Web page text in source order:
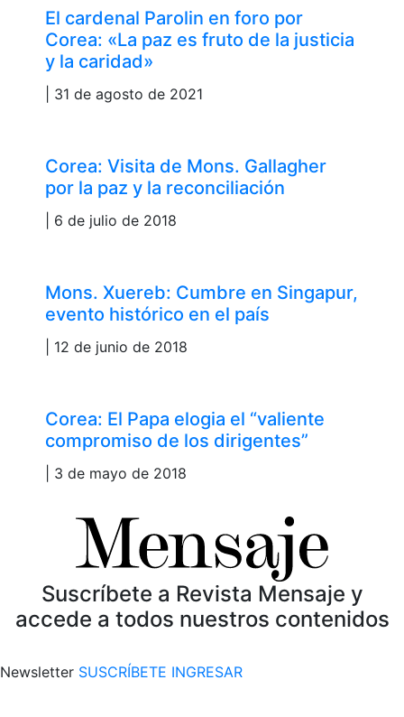
El cardenal Parolin en foro por
Corea: «La paz es fruto de la justicia
y la caridad»
| 31 de agosto de 2021
Corea: Visita de Mons. Gallagher
por la paz y la reconciliación
| 6 de julio de 2018
Mons. Xuereb: Cumbre en Singapur,
evento histórico en el país
| 12 de junio de 2018
Corea: El Papa elogia el “valiente
compromiso de los dirigentes”
| 3 de mayo de 2018
Suscríbete a Revista Mensaje y
accede a todos nuestros contenidos
Newsletter SUSCRÍBETE INGRESAR